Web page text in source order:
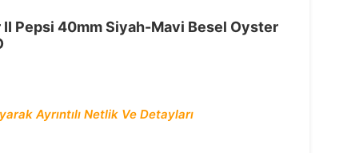
II Pepsi 40mm Siyah-Mavi Besel Oyster
Ayrıntılı Netlik Ve Detayları